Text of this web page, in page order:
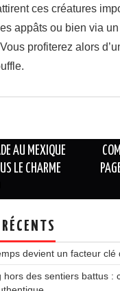
ces créatures
appâts ou bien via
profiterez alors
AU MEXIQUE
LE CHARME
devient un facteur clé
hors des sentiers battus :